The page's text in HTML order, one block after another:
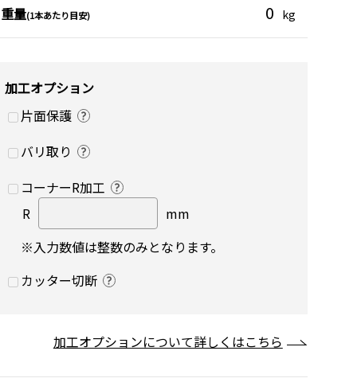
重量(1本あたり目安) 0 kg
加工オプション
片面保護
バリ取り
コーナーR加工
R
mm
※入力数値は整数のみとなります。
カッター切断
加工オプションについて詳しくはこちら